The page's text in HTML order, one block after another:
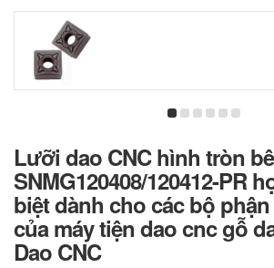
Lưỡi dao CNC hình tròn
SNMG120408/120412-PR
biệt dành cho các bộ
của máy tiện dao cnc gỗ
Dao CNC